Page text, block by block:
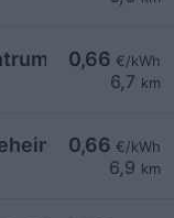
0,66 €/kWh
6,7 km
0,66 €/kWh
6,9 km
LG1